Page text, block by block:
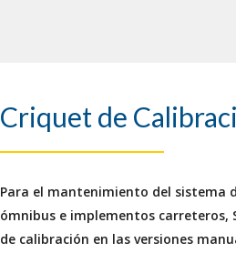
Criquet de
Para el mantenimiento del sistema
ómnibus e implementos carreteros,
de calibración en las versiones